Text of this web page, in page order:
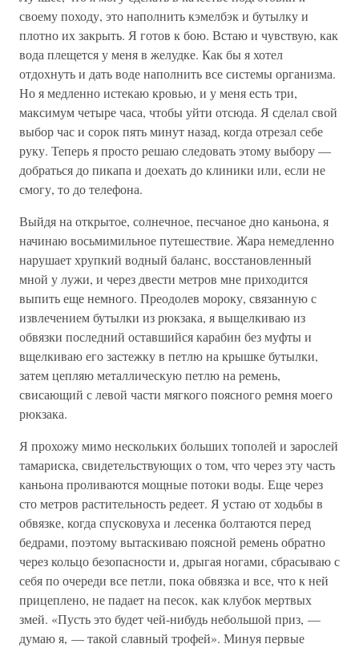
своему походу, это наполнить кэмелбэк и бутылку и
плотно их закрыть. Я готов к бою. Встаю и чувствую, как
вода плещется у меня в желудке. Как бы я хотел
отдохнуть и дать воде наполнить все системы организма.
Но я медленно истекаю кровью, и у меня есть три,
максимум четыре часа, чтобы уйти отсюда. Я сделал свой
выбор час и сорок пять минут назад, когда отрезал себе
руку. Теперь я просто решаю следовать этому выбору —
добраться до пикапа и доехать до клиники или, если не
смогу, то до телефона.
Выйдя на открытое, солнечное, песчаное дно каньона, я
начинаю восьмимильное путешествие. Жара немедленно
нарушает хрупкий водный баланс, восстановленный
мной у лужи, и через двести метров мне приходится
выпить еще немного. Преодолев мороку, связанную с
извлечением бутылки из рюкзака, я выщелкиваю из
обвязки последний оставшийся карабин без муфты и
вщелкиваю его застежку в петлю на крышке бутылки,
затем цепляю металлическую петлю на ремень,
свисающий с левой части мягкого поясного ремня моего
рюкзака.
Я прохожу мимо нескольких больших тополей и зарослей
тамариска, свидетельствующих о том, что через эту часть
каньона проливаются мощные потоки воды. Еще через
сто метров растительность редеет. Я устаю от ходьбы в
обвязке, когда спусковуха и лесенка болтаются перед
бедрами, поэтому вытаскиваю поясной ремень обратно
через кольцо безопасности и, дрыгая ногами, сбрасываю с
себя по очереди все петли, пока обвязка и все, что к ней
прицеплено, не падает на песок, как клубок мертвых
змей. «Пусть это будет чей-нибудь небольшой приз, —
думаю я, — такой славный трофей». Минуя первые